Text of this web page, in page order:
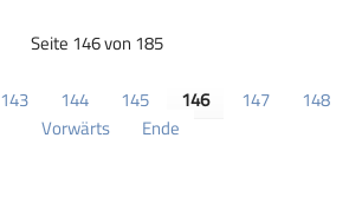
Seite 146 von 185
143 144 145 146 147 148
Vorwärts
Ende